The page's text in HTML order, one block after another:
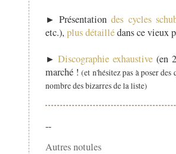
► Présentationdes cycles
etc.), plus détaillédans ce vieux
►Discographie exhaustive (en
marché !(et n'hésitez pas à poser
nombre des bizarres de la liste)
--
Autres notules